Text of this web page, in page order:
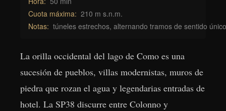
Cuota máxima: 210 m s.n.m.
Notas: túneles estrechos, alternando tramos de sentido único
La orilla occidental del lago de Como es una
sucesión de pueblos, villas modernistas, muros de
piedra que rozan el agua y legendarias entradas de
hotel. La SP38 discurre entre Colonno y